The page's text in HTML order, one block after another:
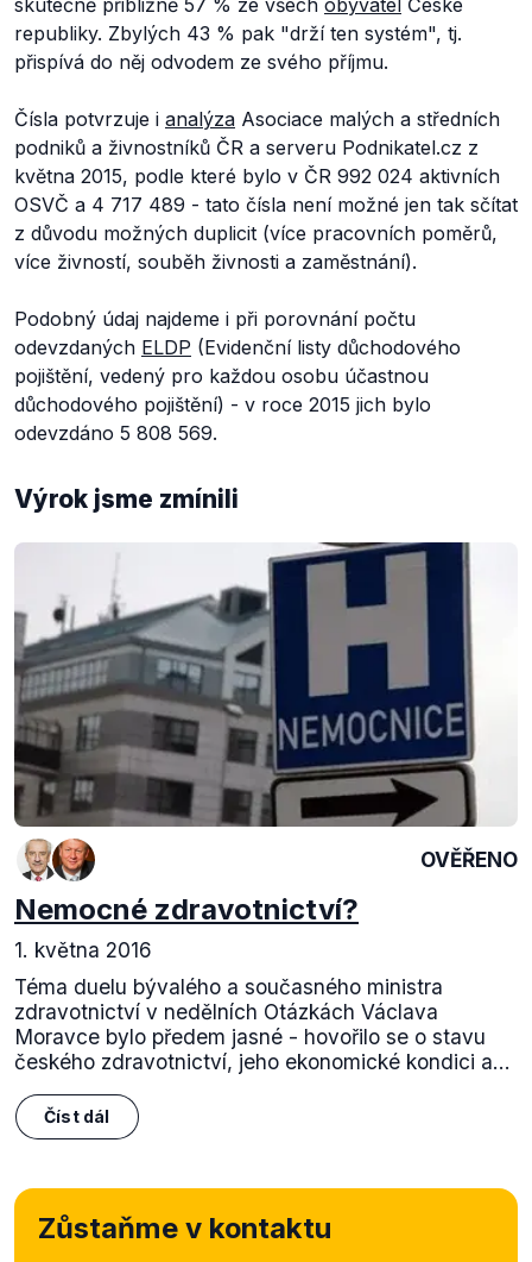
skutečně přibližně 57 % ze všech obyvatel České
republiky. Zbylých 43 % pak "drží ten systém", tj.
přispívá do něj odvodem ze svého příjmu.
Čísla potvrzuje i analýza Asociace malých a středních
podniků a živnostníků ČR a serveru Podnikatel.cz z
května 2015, podle které bylo v ČR 992 024 aktivních
OSVČ a 4 717 489 - tato čísla není možné jen tak sčítat
z důvodu možných duplicit (více pracovních poměrů,
více živností, souběh živnosti a zaměstnání).
Podobný údaj najdeme i při porovnání počtu
odevzdaných ELDP (Evidenční listy důchodového
pojištění, vedený pro každou osobu účastnou
důchodového pojištění) - v roce 2015 jich bylo
odevzdáno 5 808 569.
Výrok jsme zmínili
OVĚŘENO
Nemocné zdravotnictví?
1. května 2016
Téma duelu bývalého a současného ministra
zdravotnictví v nedělních Otázkách Václava
Moravce bylo předem jasné - hovořilo se o stavu
českého zdravotnictví, jeho ekonomické kondici a...
Číst dál
Zůstaňme v kontaktu